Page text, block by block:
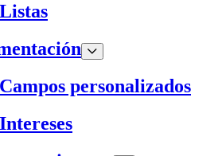
Listas
Campos personalizados
Intereses